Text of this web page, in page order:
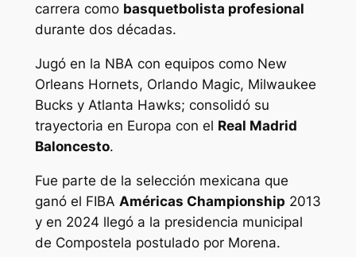
carrera como basquetbolista profesional
durante dos décadas.
Jugó en la NBA con equipos como New
Orleans Hornets, Orlando Magic, Milwaukee
Bucks y Atlanta Hawks; consolidó su
trayectoria en Europa con el Real Madrid
Baloncesto.
Fue parte de la selección mexicana que
ganó el FIBA Américas Championship 2013
y en 2024 llegó a la presidencia municipal
de Compostela postulado por Morena.